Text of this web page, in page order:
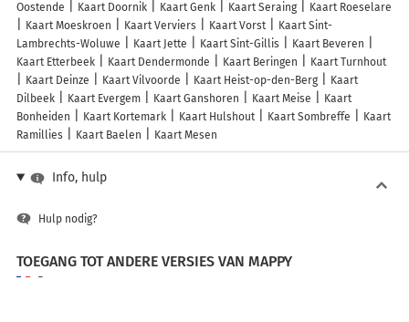
Oostende
Kaart Doornik Kaart Genk Kaart Seraing
Kaart Roeselare
Kaart Moeskroen
Kaart Verviers Kaart Vorst
Kaart Sint-
Lambrechts-Woluwe
Kaart Jette Kaart Sint-Gillis
Kaart Beveren
Kaart Etterbeek
Kaart Dendermonde Kaart Beringen
Kaart Turnhout
Kaart Deinze
Kaart Vilvoorde Kaart Heist-op-den-Berg
Kaart
Dilbeek
Kaart Evergem Kaart Ganshoren Kaart Meise
Kaart
Bonheiden
Kaart Kortemark Kaart Hulshout Kaart Sombreffe
Kaart
Ramillies
Kaart Baelen Kaart Mesen
Info, hulp
Hulp nodig?
TOEGANG TOT ANDERE VERSIES VAN MAPPY
France